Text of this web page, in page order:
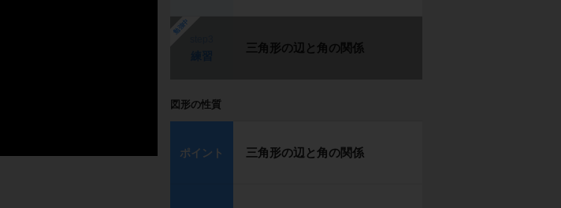
勉強中
三角形の辺と角の関係
図形の性質
ポイント 三角形の辺と角の関係